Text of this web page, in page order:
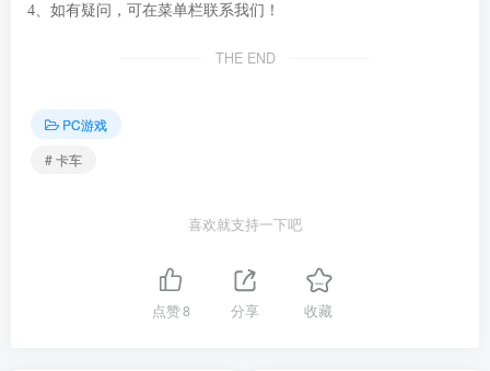
4、如有疑问，可在菜单栏联系我们！
THE END
PC游戏
# 卡车
喜欢就支持一下吧
点赞8 分享 收藏